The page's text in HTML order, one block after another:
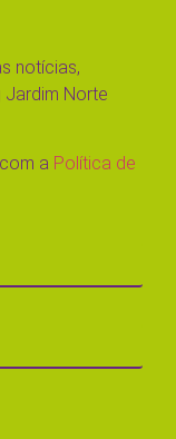
notícias,
Norte
a Política de